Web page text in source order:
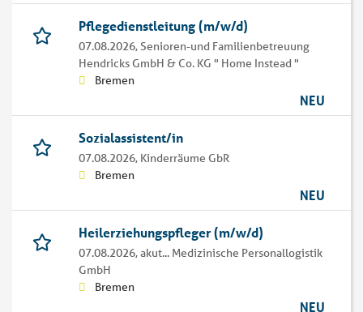
Pflegedienstleitung (m/w/d)
07.08.2026,Senioren-und Familienbetreuung
Hendricks GmbH & Co. KG " Home Instead "
Bremen
NEU
Sozialassistent/in
07.08.2026, Kinderräume GbR
Bremen
NEU
Heilerziehungspfleger (m/w/d)
07.08.2026,akut... Medizinische Personallogistik
GmbH
Bremen
NEU